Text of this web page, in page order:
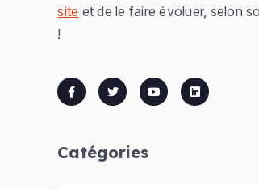
site et de le faire évoluer, selon
!
Catégories